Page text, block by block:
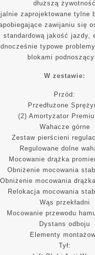
dłuższą żywotność
zaprojektowane tylne
zawijaniu się
standardową jakość jazdy,
typowe
blokami
W zestawie:
Przód:
Przedłużone
(2) Amortyzator
Wahacze górne
Zestaw pierścieni
Regulowane dolne
Mocowanie drążka
Obniżenie mocowania
Obniżenie mocowania
Relokacja mocowania
Wąs przekładni
Mocowanie przewodu
Dystans odboju
Elementy
Tył: